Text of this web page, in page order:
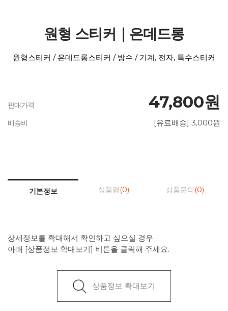
원형 스티커｜은데드롱
원형스티커 / 은데드롱스티커 / 방수 / 기계, 전자, 특수스티커
판매가격 47,800원
배송비 [유료배송] 3,000원
기본정보 상품평 (0) 상품문의 (0)
상세정보를 확대해서 확인하고 싶으실 경우
아래 [상품정보 확대보기] 버튼을 클릭해 주세요.
상품정보 확대보기